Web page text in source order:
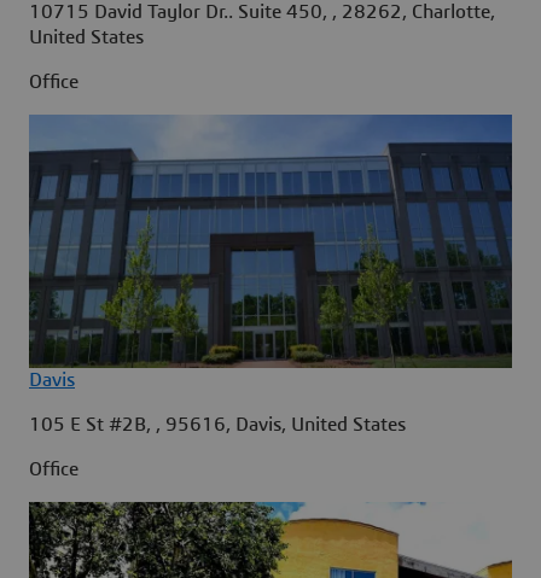
10715 David Taylor Dr.. Suite 450, , 28262, Charlotte,
United States
Office
Davis
105 E St #2B, , 95616, Davis, United States
Office